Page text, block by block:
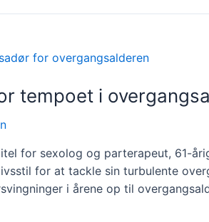
tempoet i
for sexolog og parterapeut, 61-
for at tackle sin turbulente
i årene op til